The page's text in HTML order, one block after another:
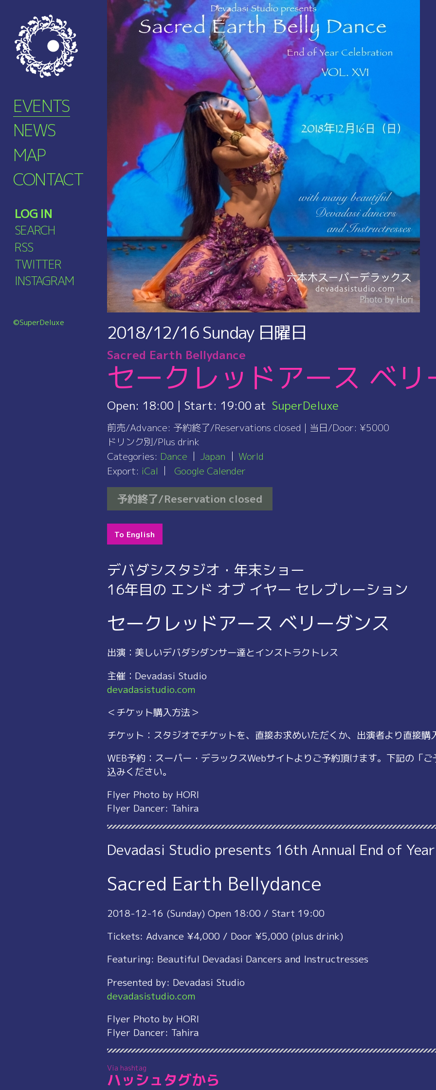
EVENTS
NEWS
MAP
CONTACT
LOG IN
SEARCH
RSS
TWITTER
INSTAGRAM
©SuperDeluxe 2018/12/16 Sunday 日曜日
Sacred Earth Bellydance
セークレッドアース ベ
Open: 18:00 | Start: 19:00 SuperDeluxe
前売/Advance: 予約終了/Reservations closed | 当日/Door: ¥5000
ドリンク別/Plus drink
Categories: Dance Japan
World
Export: iCal Google Calender
予約終了/Reservation closed
To English
デバダシスタジオ・年末ショー
16年目の エンド オブ イヤー セレブレーション
セークレッドアース ベリーダンス
出演：美しいデバダシダンサー達とインストラクトレス
主催：Devadasi Studio
devadasistudio.com
＜チケット購入方法＞
チケット：スタジオでチケットを、直接お求めいただくか、出演者より直接購
WEB予約：スーパー・デラックスWebサイトよりご予約頂けます。下記の「
込みください。
Flyer Photo by HORI
Flyer Dancer: Tahira
Devadasi Studio presents 16th Annual End of
Sacred Earth Bellydance
2018-12-16 (Sunday) Open 18:00 / Start 19:00
Tickets: Advance ¥4,000 / Door ¥5,000 (plus drink)
Featuring: Beautiful Devadasi Dancers and Instructresses
Presented by: Devadasi Studio
devadasistudio.com
Flyer Photo by HORI
Flyer Dancer: Tahira
Via hashtag
ハッシュタグから